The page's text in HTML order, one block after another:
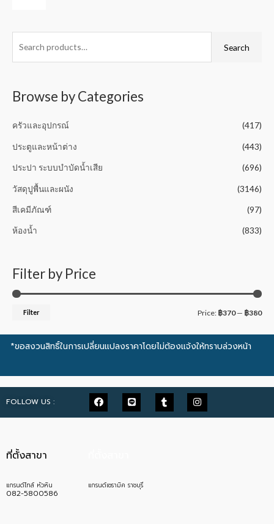
o
5
d
o
Search
Browse by Categories
ครัวและอุปกรณ์ (417)
ประตูและหน้าต่าง (443)
ประปา ระบบบำบัดน้ำเสีย (696)
วัสดุปูพื้นและผนัง (3146)
สีเคมีภัณฑ์ (97)
ห้องน้ำ (833)
Filter by Price
Filter Price: ฿370— ฿380
*ขอสงวนสิทธิ์ในการเปลี่ยนแปลงราคาโดยไม่ต้องแจ้งให้ทราบล่วงหน้า
FOLLOW US :
ที่ตั้งสาขา
แกรนด์ไทล์ หัวหิน
082-5800586
แกรนด์เซรามิค ราชบุรี